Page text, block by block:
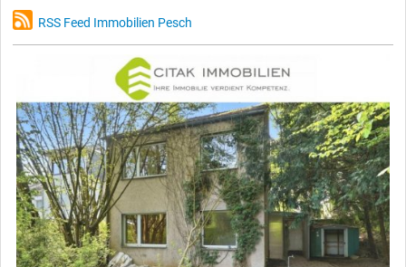
RSS Feed Immobilien Pesch